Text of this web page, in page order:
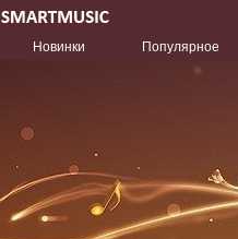
Новинки Популярное